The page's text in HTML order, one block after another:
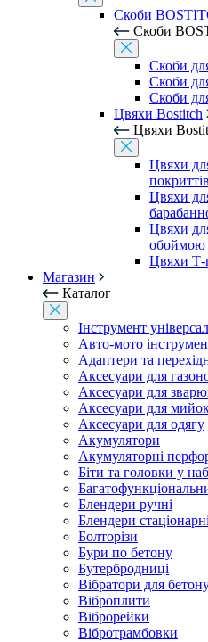
Скоби
Скоби
Скоби
Скоби
Скоби
Цвяхи Bostitch
Цвяхи
Цвяхи
покриттів
Цвяхи
Цвяхи
обоймою
Цвяхи Т-
Магазин
Каталог
Інструмент
Авто-мото
Адаптери та
Аксесуари для
Аксесуари для
Аксесуари для
Аксесуари для одягу
Акумулятори
Акумуляторні
Біти та головки у
Блендери ручні
Блендери стаціонарні
Болторізи
Бури по бетону
Бутербродниці
Вібратори для
Віброплити
Віброрейки
Вібротрамбовки